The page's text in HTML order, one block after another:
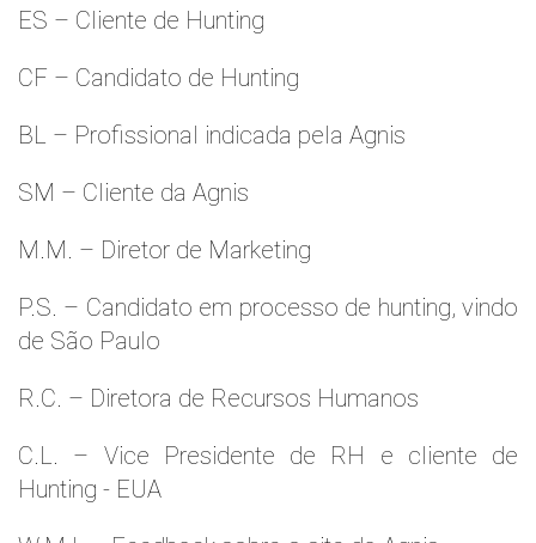
ES – Cliente de Hunting
CF – Candidato de Hunting
BL – Profissional indicada pela Agnis
SM – Cliente da Agnis
M.M. – Diretor de Marketing
P.S. – Candidato em processo de hunting, vindo
de São Paulo
R.C. – Diretora de Recursos Humanos
C.L. – Vice Presidente de RH e cliente de
Hunting - EUA